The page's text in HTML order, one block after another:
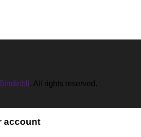
Bindiribli. All rights reserved.
account